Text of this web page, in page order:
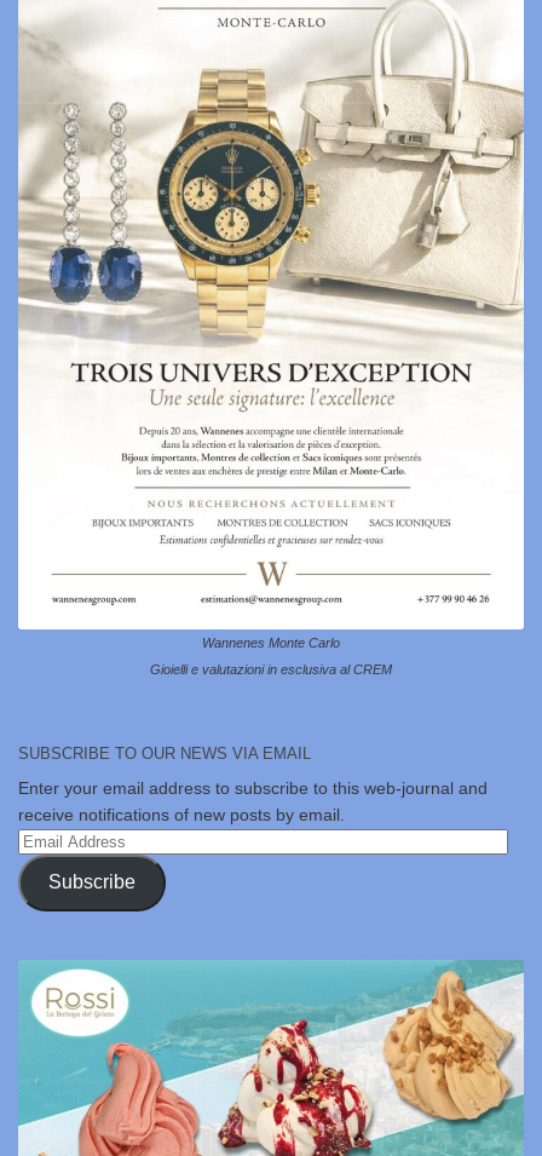
Wannenes Monte Carlo
Gioielli e valutazioni in esclusiva al CREM
SUBSCRIBE TO OUR NEWS VIA EMAIL
Enter your email address to subscribe to this web-journal and
receive notifications of new posts by email.
Email
Address
Subscribe